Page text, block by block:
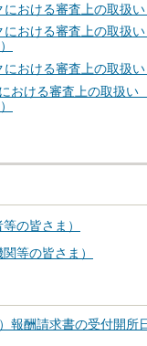
おける審査上の取扱い
おける審査上の取扱
おける審査上の取扱い
ける審査上の取扱い
の皆さま）
等の皆さま）
報酬請求書の受付開所